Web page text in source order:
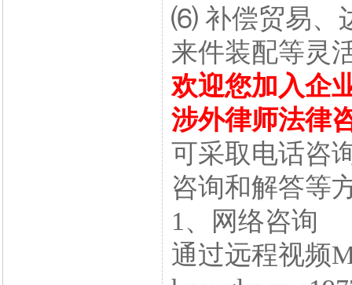
⑹ 补偿贸易、
来件装配等灵
欢迎您加入企
涉外律师法律
可采取电话咨
咨询和解答等
1、网络咨询
通过远程视频